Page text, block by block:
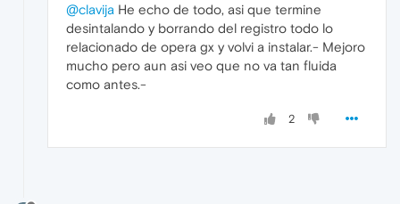
@clavija He echo de todo, asi que termine
desintalando y borrando del registro todo lo
relacionado de opera gx y volvi a instalar.- Mejoro
mucho pero aun asi veo que no va tan fluida
como antes.-
2